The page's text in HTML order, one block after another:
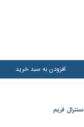
افزودن به سبد خرید
سنترال فریم